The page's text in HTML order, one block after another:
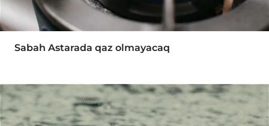
Sabah Astarada qaz olmayacaq